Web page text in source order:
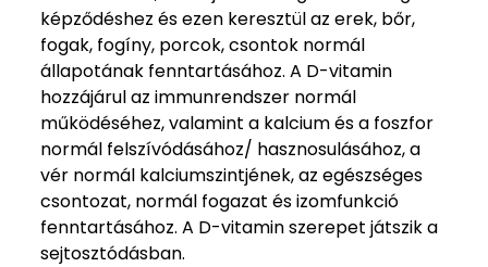
képződéshez és ezen keresztül az erek, bőr,
fogak, fogíny, porcok, csontok normál
állapotának fenntartásához. A D-vitamin
hozzájárul az immunrendszer normál
működéséhez, valamint a kalcium és a foszfor
normál felszívódásához/ hasznosulásához, a
vér normál kalciumszintjének, az egészséges
csontozat, normál fogazat és izomfunkció
fenntartásához. A D-vitamin szerepet játszik a
sejtosztódásban.